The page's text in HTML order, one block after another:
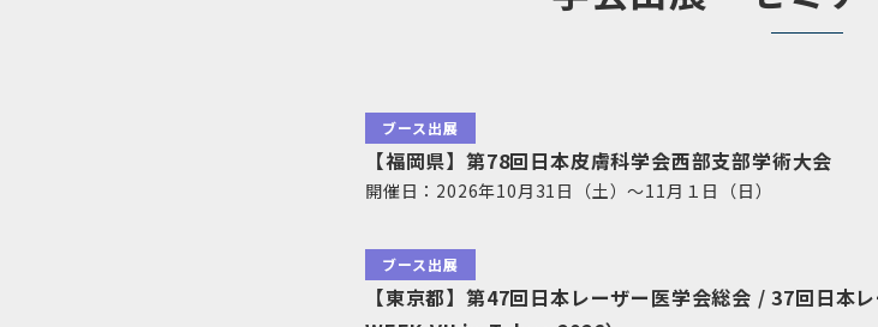
【福岡県】第78回日本皮膚科学会西部支部学術大会
開催日：2026年10月31日（土）～11月１日（日）
ブース出展
【東京都】第47回日本レーザー医学会総会 / 37回日本レ
WEEK VII in Tokyo 2026）
ブース出展